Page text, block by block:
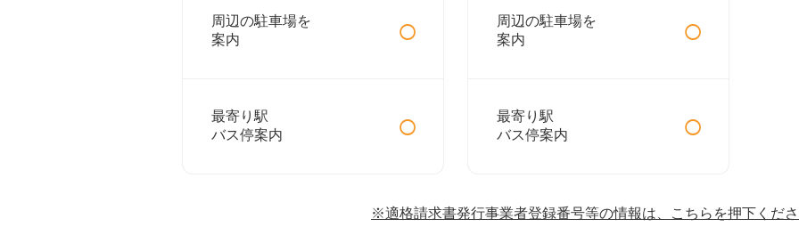
周辺の駐車場を
案内
○
最寄り駅
バス停案内
○
周辺の駐車場を
案内
○
最寄り駅
バス停案内
○
※適格請求書発行事業者登録番号等の情報は、こちらを押下くだ